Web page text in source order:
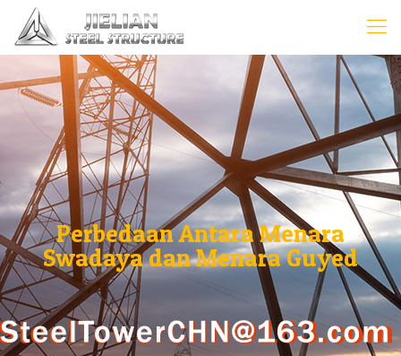
Perbedaan Antara Menara
Swadaya dan Menara Guyed